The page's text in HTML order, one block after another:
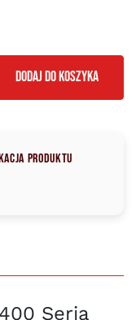
DODAJ DO KOSZYKA
produktu
Seria